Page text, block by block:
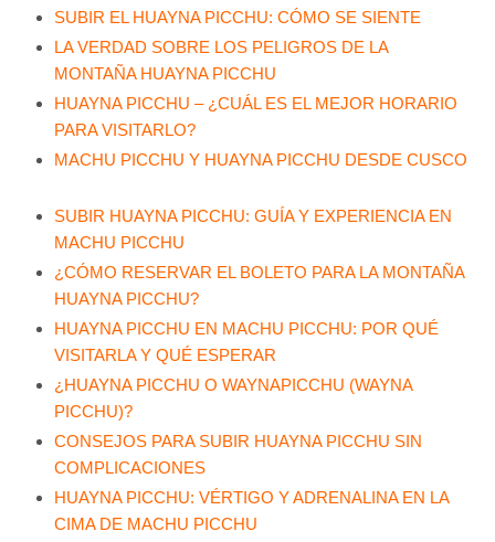
SUBIR EL HUAYNA PICCHU: CÓMO SE SIENTE
LA VERDAD SOBRE LOS PELIGROS DE LA
MONTAÑA HUAYNA PICCHU
HUAYNA PICCHU – ¿CUÁL ES EL MEJOR HORARIO
PARA VISITARLO?
MACHU PICCHU Y HUAYNA PICCHU DESDE CUSCO
SUBIR HUAYNA PICCHU: GUÍA Y EXPERIENCIA EN
MACHU PICCHU
¿CÓMO RESERVAR EL BOLETO PARA LA MONTAÑA
HUAYNA PICCHU?
HUAYNA PICCHU EN MACHU PICCHU: POR QUÉ
VISITARLA Y QUÉ ESPERAR
¿HUAYNA PICCHU O WAYNAPICCHU (WAYNA
PICCHU)?
CONSEJOS PARA SUBIR HUAYNA PICCHU SIN
COMPLICACIONES
HUAYNA PICCHU: VÉRTIGO Y ADRENALINA EN LA
CIMA DE MACHU PICCHU